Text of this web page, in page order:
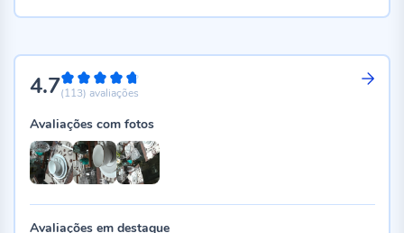
4.794%
(113) avaliações
Avaliações com fotos
Avaliações em destaque